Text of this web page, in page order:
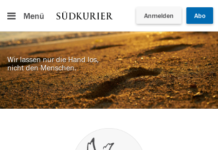
Menü Anmelden Abo
Wir lassen nur die Hand los,
nicht den Menschen.